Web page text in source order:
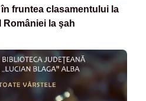
fruntea clasamentului la
la şah